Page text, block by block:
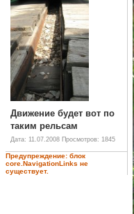
Движение будет вот по
таким рельсам
Дата: 11.07.2008 Просмотров: 1845
Предупреждение: блок
core.NavigationLinks не
существует.